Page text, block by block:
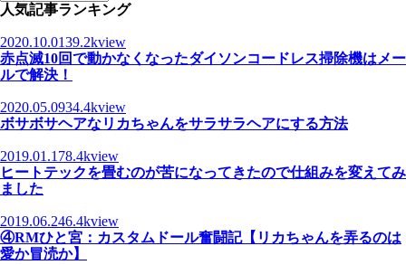
人気記事ランキング
2020.10.0139.2kview
赤点滅10回で動かなくなったダイソンコードレス掃除機はメー
ルで解決！
2020.05.0934.4kview
ボサボサヘアなリカちゃんをサラサラヘアにする方法
2019.01.178.4kview
ヒートテックを畳むのが苦になってきたので仕組みを変えてみ
ました
2019.06.246.4kview
④RMひと宮：カスタムドール奮闘記【リカちゃんを弄るのは
愛か冒涜か】